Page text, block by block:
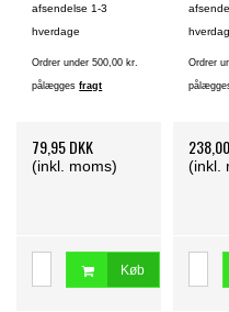
afsendelse 1-3
hverdage
Ordrer under 500,00 kr.
pålæggesfragt
79,95 DKK
(inkl. moms)
Køb
Ordrer
(inkl.